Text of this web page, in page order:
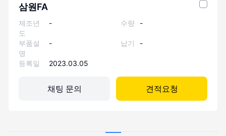
삼원FA
제조년
도
- 수량 -
부품설
명
- 납기 -
등록일 2023.03.05
채팅 문의 견적요청